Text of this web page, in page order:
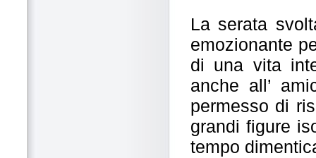
La serata
emozionante
di una vita
anche all’
permesso di
grandi figure
tempo